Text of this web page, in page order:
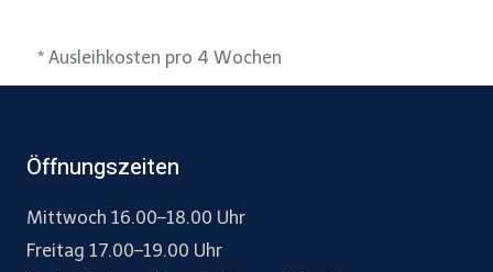
* Ausleihkosten pro 4 Wochen
Öffnungszeiten
Mittwoch 16.00–18.00 Uhr
Freitag 17.00–19.00 Uhr